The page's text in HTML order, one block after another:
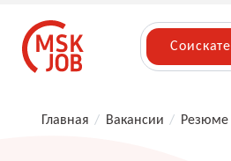
Главная / Вакансии / Резюме